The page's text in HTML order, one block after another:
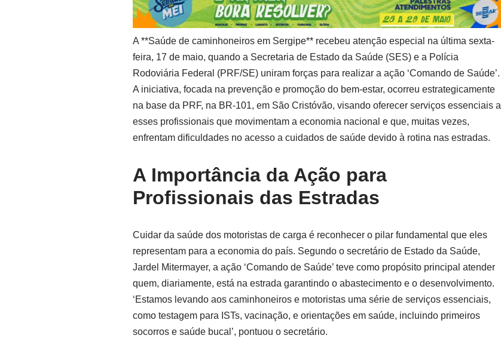
A **Saúde de caminhoneiros em Sergipe** recebeu atenção especial na última sexta-
feira, 17 de maio, quando a Secretaria de Estado da Saúde (SES) e a Polícia
Rodoviária Federal (PRF/SE) uniram forças para realizar a ação ‘Comando de Saúde’.
A iniciativa, focada na prevenção e promoção do bem-estar, ocorreu estrategicamente
na base da PRF, na BR-101, em São Cristóvão, visando oferecer serviços essenciais a
esses profissionais que movimentam a economia nacional e que, muitas vezes,
enfrentam dificuldades no acesso a cuidados de saúde devido à rotina nas estradas.
A Importância da Ação para
Profissionais das Estradas
Cuidar da saúde dos motoristas de carga é reconhecer o pilar fundamental que eles
representam para a economia do país. Segundo o secretário de Estado da Saúde,
Jardel Mitermayer, a ação ‘Comando de Saúde’ teve como propósito principal atender
quem, diariamente, está na estrada garantindo o abastecimento e o desenvolvimento.
‘Estamos levando aos caminhoneiros e motoristas uma série de serviços essenciais,
como testagem para ISTs, vacinação, e orientações em saúde, incluindo primeiros
socorros e saúde bucal’, pontuou o secretário.